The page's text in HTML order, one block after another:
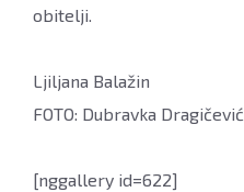
obitelji.
Ljiljana Balažin
FOTO: Dubravka Dragičević
[nggallery id=622]